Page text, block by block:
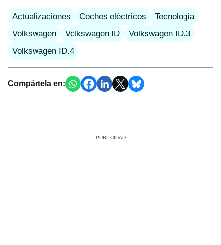
Actualizaciones Coches eléctricos
Tecnología
Volkswagen
Volkswagen ID
Volkswagen ID.3
Volkswagen ID.4
Compártela en: